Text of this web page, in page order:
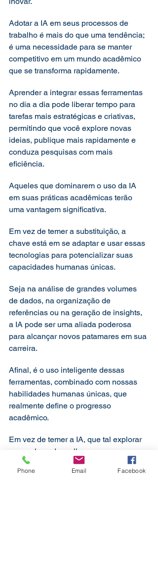
Adotar a IA em seus processos de
trabalho é mais do que uma tendência;
é uma necessidade para se manter
competitivo em um mundo acadêmico
que se transforma rapidamente.
Aprender a integrar essas ferramentas
no dia a dia pode liberar tempo para
tarefas mais estratégicas e criativas,
permitindo que você explore novas
ideias, publique mais rapidamente e
conduza pesquisas com mais
eficiência.
Aqueles que dominarem o uso da IA
em suas práticas acadêmicas terão
uma vantagem significativa.
Em vez de temer a substituição, a
chave está em se adaptar e usar essas
tecnologias para potencializar suas
capacidades humanas únicas.
Seja na análise de grandes volumes
de dados, na organização de
referências ou na geração de insights,
a IA pode ser uma aliada poderosa
para alcançar novos patamares em sua
carreira.
Afinal, é o uso inteligente dessas
ferramentas, combinado com nossas
habilidades humanas únicas, que
realmente define o progresso
acadêmico.
Em vez de temer a IA, que tal explorar
como ela pode melhorar o seu
trabalho?
Phone Email Facebook